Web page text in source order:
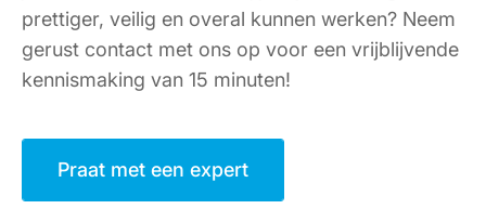
prettiger, veilig en overal kunnen werken? Neem
gerust contact met ons op voor een vrijblijvende
kennismaking van 15 minuten!
Praat met een expert